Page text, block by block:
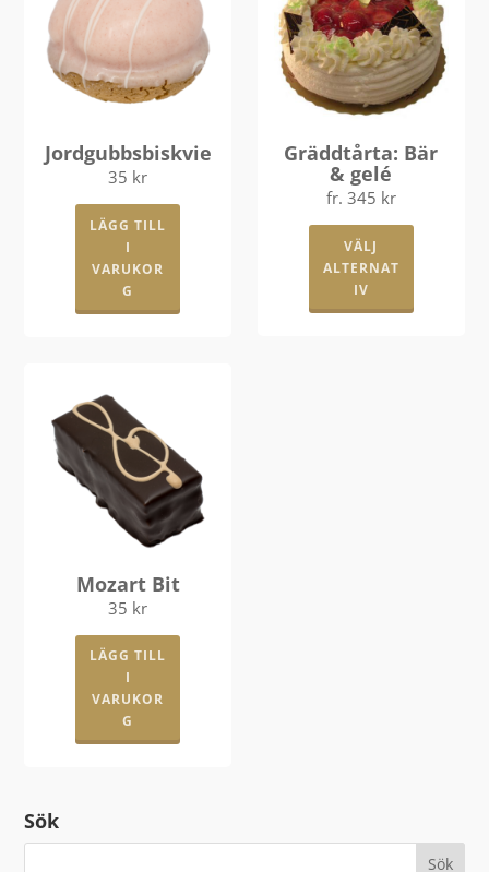
Jordgubbsbiskvie
35 kr
LÄGG TILL
I
VARUKOR
G
Gräddtårta: Bär
& gelé
fr. 345 kr
VÄLJ
ALTERNAT
IV
Den
har
Mozart Bit
35 kr
LÄGG TILL
I
VARUKOR
G
Sök